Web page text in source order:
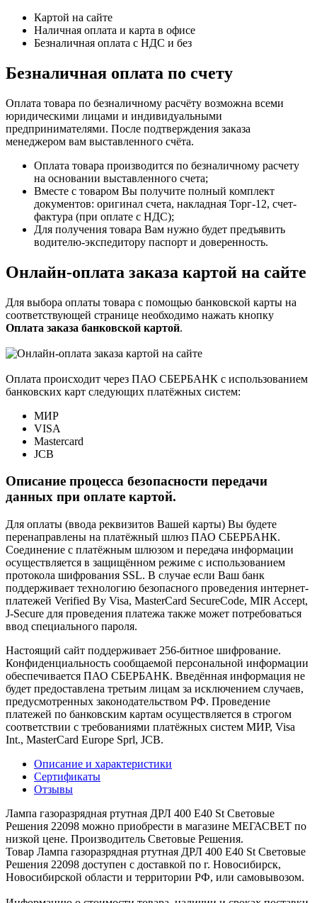
Картой на сайте
Наличная оплата и карта в офисе
Безналичная оплата с НДС и без
Безналичная оплата по счету
Оплата товара по безналичному расчёту возможна всеми
юридическими лицами и индивидуальными
предпринимателями. После подтверждения заказа
менеджером вам выставленного счёта.
Оплата товара производится по безналичному расчету
на основании выставленного счета;
Вместе с товаром Вы получите полный комплект
документов: оригинал счета, накладная Торг-12, счет-
фактура (при оплате с НДС);
Для получения товара Вам нужно будет предъявить
водителю-экспедитору паспорт и доверенность.
Онлайн-оплата заказа картой на сайте
Для выбора оплаты товара с помощью банковской карты на
соответствующей странице необходимо нажать кнопку
Оплата заказа банковской картой.
Оплата происходит через ПАО СБЕРБАНК с использованием
банковских карт следующих платёжных систем:
МИР
VISA
Mastercard
JCB
Описание процесса безопасности передачи
данных при оплате картой.
Для оплаты (ввода реквизитов Вашей карты) Вы будете
перенаправлены на платёжный шлюз ПАО СБЕРБАНК.
Соединение с платёжным шлюзом и передача информации
осуществляется в защищённом режиме с использованием
протокола шифрования SSL. В случае если Ваш банк
поддерживает технологию безопасного проведения интернет-
платежей Verified By Visa, MasterCard SecureCode, MIR Accept,
J-Secure для проведения платежа также может потребоваться
ввод специального пароля.
Настоящий сайт поддерживает 256-битное шифрование.
Конфиденциальность сообщаемой персональной информации
обеспечивается ПАО СБЕРБАНК. Введённая информация не
будет предоставлена третьим лицам за исключением случаев,
предусмотренных законодательством РФ. Проведение
платежей по банковским картам осуществляется в строгом
соответствии с требованиями платёжных систем МИР, Visa
Int., MasterCard Europe Sprl, JCB.
Описание и характеристики
Сертификаты
Отзывы
Лампа газоразрядная ртутная ДРЛ 400 E40 St Световые
Решения 22098 можно приобрести в магазине МЕГАСВЕТ по
низкой цене. Производитель Световые Решения.
Товар Лампа газоразрядная ртутная ДРЛ 400 E40 St Световые
Решения 22098 доступен с доставкой по г. Новосибирск,
Новосибирской области и территории РФ, или самовывозом.